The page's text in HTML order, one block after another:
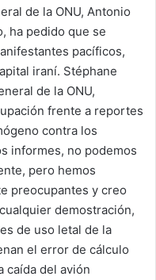
de la ONU, Antonio
ha pedido que se
pacíficos,
iraní. Stéphane
de la ONU,
frente a reportes
contra los
informes, no podemos
pero hemos
preocupantes y creo
demostración,
de uso letal de la
el error de cálculo
caída del avión